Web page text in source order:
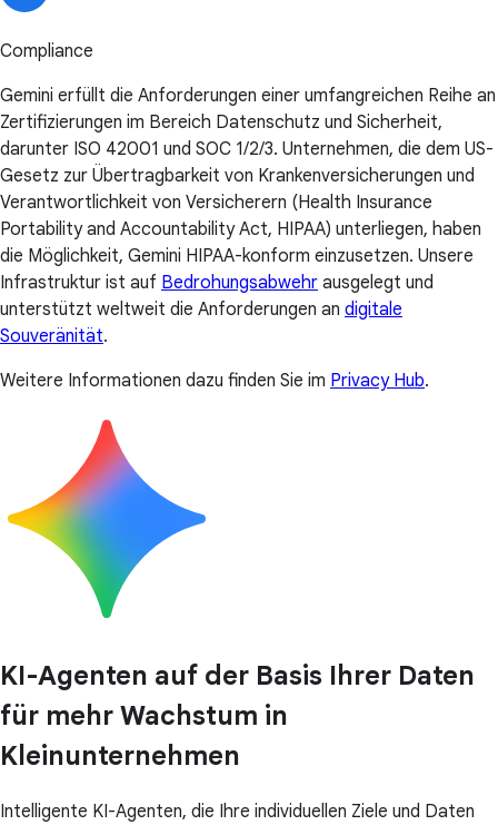
Compliance
Gemini erfüllt die Anforderungen einer umfangreichen Reihe an
Zertifizierungen im Bereich Datenschutz und Sicherheit,
darunter ISO 42001 und SOC 1/2/3. Unternehmen, die dem US-
Gesetz zur Übertragbarkeit von Krankenversicherungen und
Verantwortlichkeit von Versicherern (Health Insurance
Portability and Accountability Act, HIPAA) unterliegen, haben
die Möglichkeit, Gemini HIPAA-konform einzusetzen. Unsere
Infrastruktur ist auf Bedrohungsabwehr ausgelegt und
unterstützt weltweit die Anforderungen an digitale
Souveränität.
Weitere Informationen dazu finden Sie im Privacy Hub.
KI-Agenten auf der Basis Ihrer Daten
für mehr Wachstum in
Kleinunternehmen
Intelligente KI-Agenten, die Ihre individuellen Ziele und Daten